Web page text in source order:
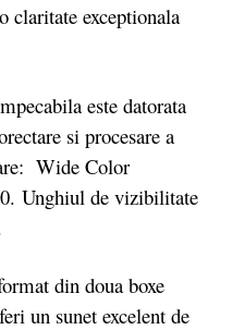
claritate exceptionala
este datorata
si procesare a
Wide Color
Unghiul de vizibilitate
din doua boxe
un sunet excelent de